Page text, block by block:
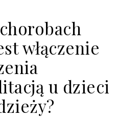
włączenie
u dzieci